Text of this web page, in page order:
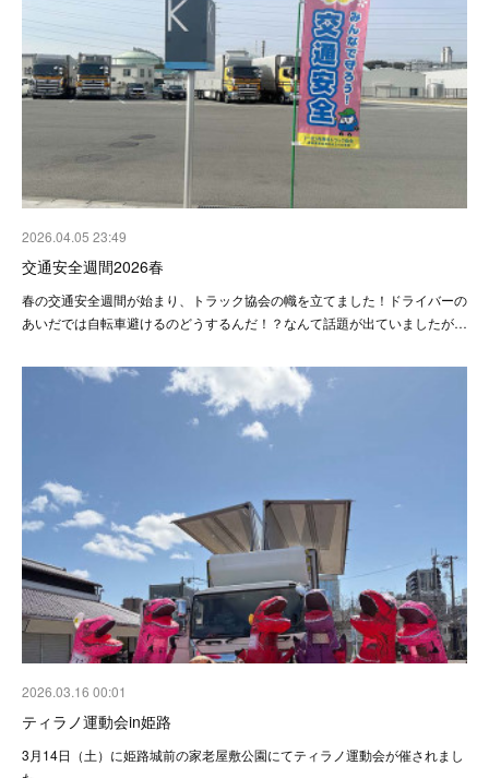
2026.04.05 23:49
交通安全週間2026春
春の交通安全週間が始まり、トラック協会の幟を立てました！ドライバーの
あいだでは自転車避けるのどうするんだ！？なんて話題が出ていましたが…
2026.03.16 00:01
ティラノ運動会in姫路
3月14日（土）に姫路城前の家老屋敷公園にてティラノ運動会が催されまし